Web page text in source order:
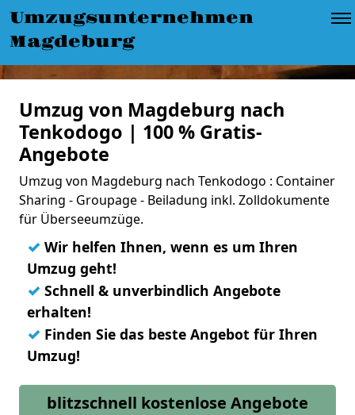
Umzugsunternehmen
Magdeburg
Umzug von Magdeburg nach
Tenkodogo | 100 % Gratis-
Angebote
Umzug von Magdeburg nach Tenkodogo : Container
Sharing - Groupage - Beiladung inkl. Zolldokumente
für Überseeumzüge.
✓ Wir helfen Ihnen, wenn es um Ihren
Umzug geht!
✓ Schnell & unverbindlich Angebote
erhalten!
✓ Finden Sie das beste Angebot für Ihren
Umzug!
blitzschnell kostenlose Angebote